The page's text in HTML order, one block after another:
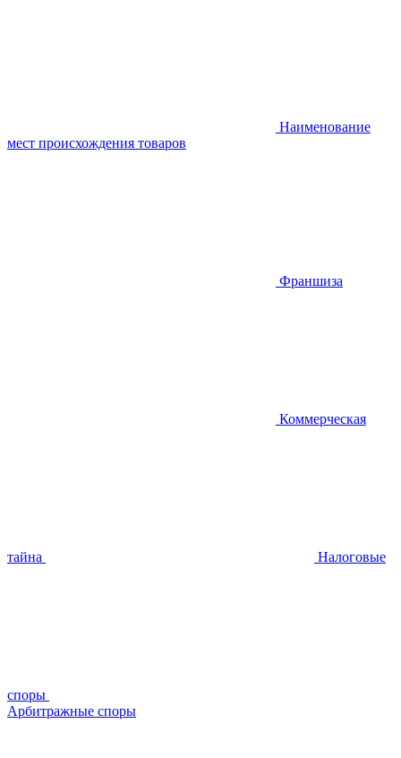
Наименование
мест происхождения товаров
Франшиза
Коммерческая
тайна Налоговые
споры
Арбитражные споры